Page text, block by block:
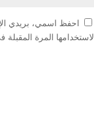
احفظ اسمي، بريدي
لاستخدامها المرة المقبلة